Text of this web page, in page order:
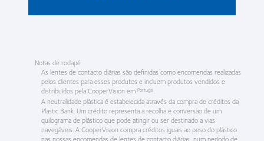
Notas de rodapé
As lentes de contacto diárias são definidas como encomendas realizadas
pelos clientes para esses produtos e incluem produtos vendidos e
distribuídos pela CooperVision em Portugal.
A neutralidade plástica é estabelecida através da compra de créditos da
Plastic Bank. Um crédito representa a recolha e conversão de um
quilograma de plástico que pode atingir ou ser destinado a vias
navegáveis. A CooperVision compra créditos iguais ao peso do plástico
nas nossas encomendas de lentes de contacto diárias, num período de